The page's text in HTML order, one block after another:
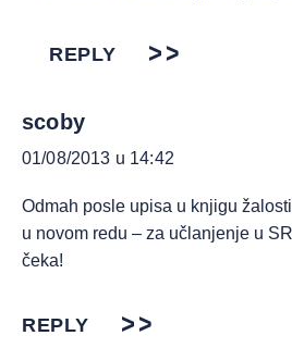
REPLY
scoby
01/08/2013 u 14:42
Odmah posle upisa u knjigu
u novom redu – za učlanjenje u
čeka!
REPLY